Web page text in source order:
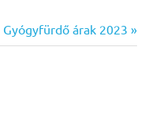
Gyógyfürdő árak 2023